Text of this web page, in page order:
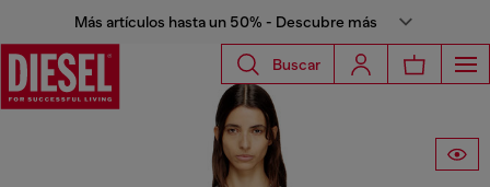
Más artículos hasta un 50% - Descubre más
Buscar